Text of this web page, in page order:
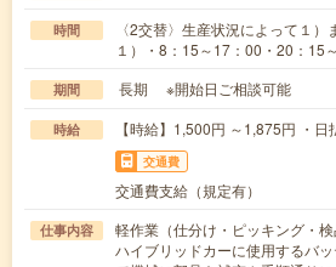
時間
〈2交替〉生産状況によって１
１）・8：15～17：00・20：15
期間 長期 ※開始日ご相談可能
時給 【時給】1,500円 ～1,875円 ・日
交通費
交通費支給（規定有）
仕事内容
軽作業（仕分け・ピッキング・検
ハイブリッドカーに使用するバ